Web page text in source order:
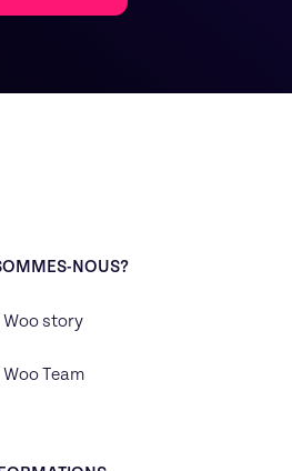
NOUS?
Woo story
Woo Team